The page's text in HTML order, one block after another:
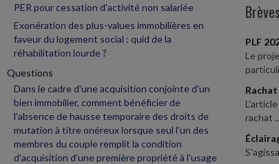
PER pour cessation d'activité non salariée
Exonération des plus-values immobilières en
faveur du logement social : quid de la
réhabilitation lourde ?
Questions
Dans le cadre d'une acquisition conjointe d'un
bien immobilier, comment bénéficier de
l'absence de hausse temporaire des droits de
mutation à titre onéreux lorsque seul l'un des
membres du couple remplit la condition
d'acquisition d'une première propriété à l'usage
Brèves
PLF
Le
rachat